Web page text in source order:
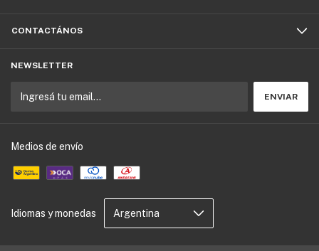
CONTACTÁNOS
NEWSLETTER
Medios de envío
Idiomas y monedas